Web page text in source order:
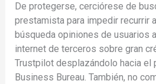
De protegerse, cerciórese de
prestamista para impedir recurrir
búsqueda opiniones de usuarios
internet de terceros sobre gran
Trustpilot desplazándolo hacia el
Business Bureau. También, no